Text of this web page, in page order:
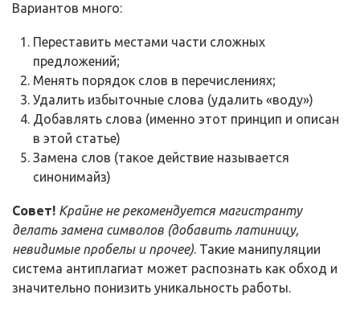
Вариантов много:
Переставить местами части сложных
предложений;
Менять порядок слов в перечислениях;
Удалить избыточные слова (удалить «воду»)
Добавлять слова (именно этот принцип и описан
в этой статье)
Замена слов (такое действие называется
синонимайз)
Совет! Крайне не рекомендуется магистранту
делать замена символов (добавить латиницу,
невидимые пробелы и прочее). Такие манипуляции
система антиплагиат может распознать как обход и
значительно понизить уникальность работы.